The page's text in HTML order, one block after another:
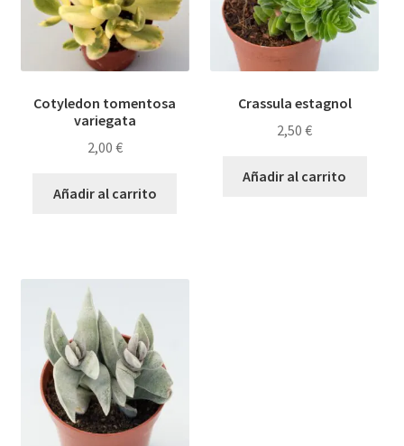
Cotyledon tomentosa
variegata
2,00 €
Añadir al carrito
Crassula estagnol
2,50€
Añadir al carrito